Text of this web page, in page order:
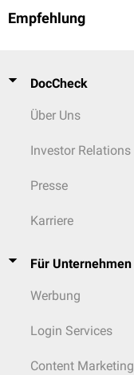
Empfehlung
DocCheck
Über Uns
Investor Relations
Presse
Karriere
Für Unternehmen
Werbung
Login Services
Content Marketing